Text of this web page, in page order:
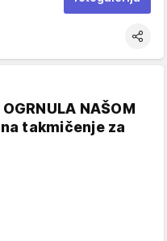
NAŠOM
takmičenje za